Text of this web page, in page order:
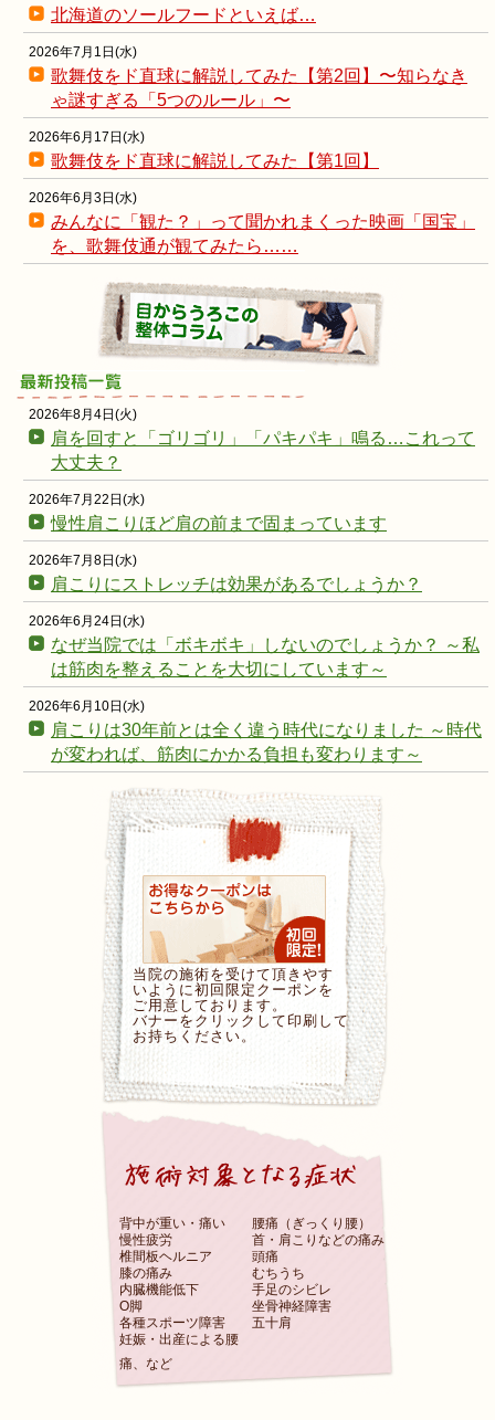
北海道のソールフードといえば…
2026年7月1日(水)
歌舞伎をド直球に解説してみた【第2回】〜知らなき
ゃ謎すぎる「5つのルール」〜
2026年6月17日(水)
歌舞伎をド直球に解説してみた【第1回】
2026年6月3日(水)
みんなに「観た？」って聞かれまくった映画「国宝」
を、歌舞伎通が観てみたら……
2026年8月4日(火)
肩を回すと「ゴリゴリ」「パキパキ」鳴る…これって
大丈夫？
2026年7月22日(水)
慢性肩こりほど肩の前まで固まっています
2026年7月8日(水)
肩こりにストレッチは効果があるでしょうか？
2026年6月24日(水)
なぜ当院では「ボキボキ」しないのでしょうか？ ～私
は筋肉を整えることを大切にしています～
2026年6月10日(水)
肩こりは30年前とは全く違う時代になりました ～時代
が変われば、筋肉にかかる負担も変わります～
当院の施術を受けて頂きやす
いように初回限定クーポンを
ご用意しております。
バナーをクリックして印刷して
お持ちください。
背中が重い・痛い
腰痛（ぎっくり腰）
慢性疲労
首・肩こりなどの痛み
椎間板ヘルニア
頭痛
膝の痛み
むちうち
内臓機能低下
手足のシビレ
O脚
坐骨神経障害
各種スポーツ障害
五十肩
妊娠・出産による腰
痛、など